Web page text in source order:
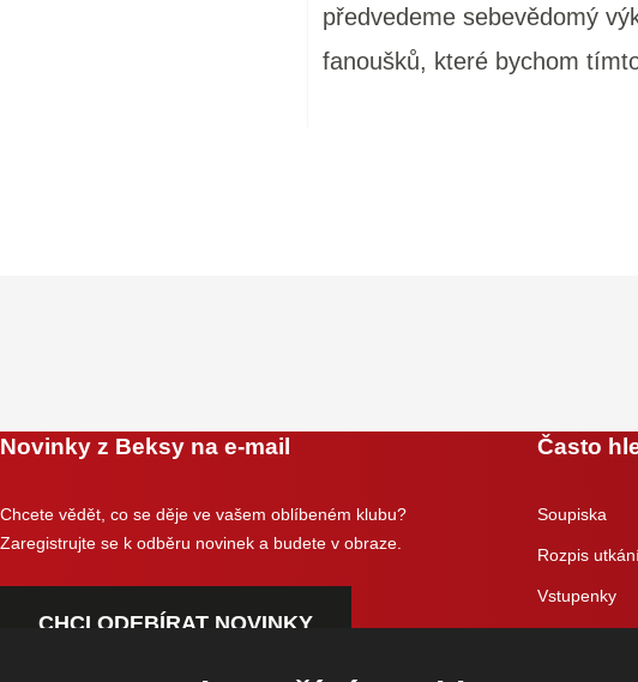
předvedeme sebevědomý
fanoušků, které bychom
Novinky z Beksy na e-mail
Chcete vědět, co se děje ve vašem oblíbeném klubu?
Zaregistrujte se k odběru novinek a budete v obraze.
CHCI ODEBÍRAT NOVINKY
Často
Soupiska
Rozpis
Vstupenky